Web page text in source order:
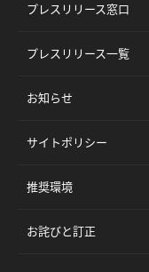
プレスリリース窓口
プレスリリース一覧
お知らせ
サイトポリシー
推奨環境
お詫びと訂正